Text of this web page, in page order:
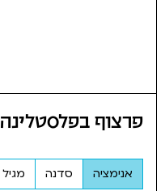
פרצוף בפלסטלינה
אנימציה סדנה מגיל 5+